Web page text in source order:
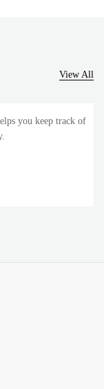
View All
you keep track of